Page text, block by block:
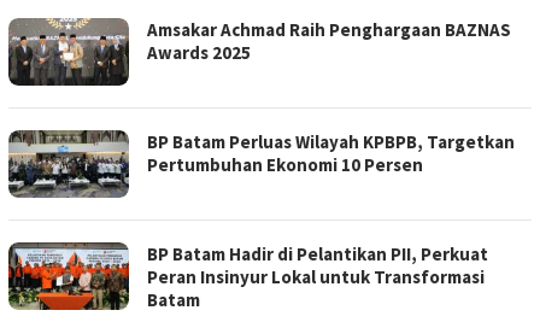
Amsakar Achmad Raih Penghargaan BAZNAS
Awards 2025
BP Batam Perluas Wilayah KPBPB, Targetkan
Pertumbuhan Ekonomi 10 Persen
BP Batam Hadir di Pelantikan PII, Perkuat
Peran Insinyur Lokal untuk Transformasi
Batam